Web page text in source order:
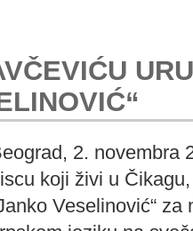
2. novembra
koji živi u
Veselinović“